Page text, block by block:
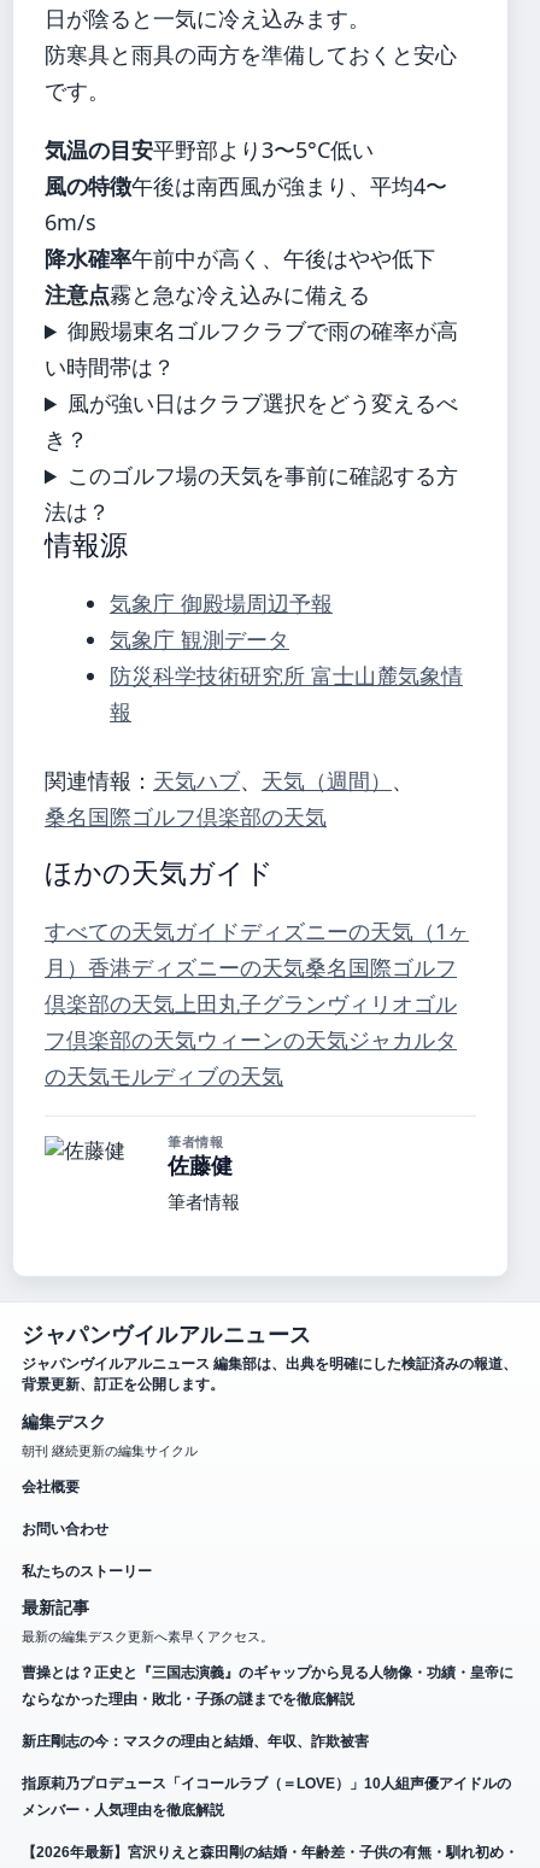
日が陰ると一気に冷え込みます。
防寒具と雨具の両方を準備しておくと安心
です。
気温の目安平野部より3〜5°C低い
風の特徴午後は南西風が強まり、平均4〜
6m/s
降水確率午前中が高く、午後はやや低下
注意点霧と急な冷え込みに備える
御殿場東名ゴルフクラブで雨の確率が高
い時間帯は？
風が強い日はクラブ選択をどう変えるべ
き？
このゴルフ場の天気を事前に確認する方
法は？
情報源
気象庁 御殿場周辺予報
気象庁 観測データ
防災科学技術研究所 富士山麓気象情
報
関連情報： 天気ハブ、 天気（週間） 、
桑名国際ゴルフ倶楽部の天気
ほかの天気ガイド
すべての天気ガイドディズニーの天気（1ヶ
月） 香港ディズニーの天気桑名国際ゴルフ
倶楽部の天気上田丸子グランヴィリオゴル
フ倶楽部の天気ウィーンの天気ジャカルタ
の天気モルディブの天気
筆者情報
佐藤健
筆者情報
ジャパンヴイルアルニュース
ジャパンヴイルアルニュース 編集部は、出典を明確にした検証済みの報道、
背景更新、訂正を公開します。
編集デスク
朝刊 継続更新の編集サイクル
会社概要
お問い合わせ
私たちのストーリー
最新記事
最新の編集デスク更新へ素早くアクセス。
曹操とは？正史と『三国志演義』のギャップから見る人物像・功績・皇帝に
ならなかった理由・敗北・子孫の謎までを徹底解説
新庄剛志の今：マスクの理由と結婚、年収、詐欺被害
指原莉乃プロデュース「イコールラブ（＝LOVE）」10人組声優アイドルの
メンバー・人気理由を徹底解説
【2026年最新】宮沢りえと森田剛の結婚・年齢差・子供の有無・馴れ初め・